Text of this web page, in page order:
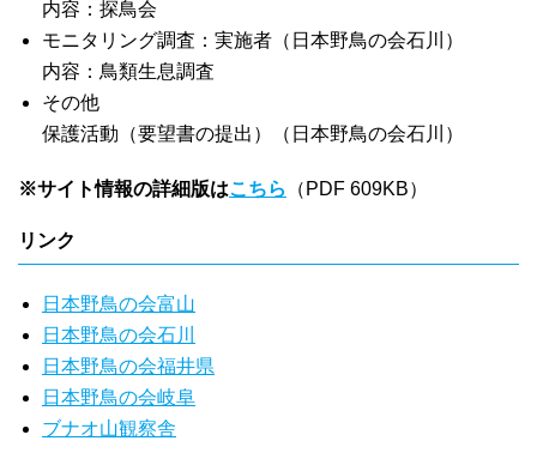
内容：探鳥会
モニタリング調査：実施者（日本野鳥の会石川）
内容：鳥類生息調査
その他
保護活動（要望書の提出）（日本野鳥の会石川）
※サイト情報の詳細版はこちら （PDF 609KB）
リンク
日本野鳥の会富山
日本野鳥の会石川
日本野鳥の会福井県
日本野鳥の会岐阜
ブナオ山観察舎